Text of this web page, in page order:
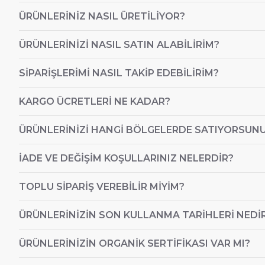
ÜRÜNLERINIZ NASIL ÜRETILIYOR?
ÜRÜNLERINIZI NASIL SATIN ALABILIRIM?
SIPARIŞLERIMI NASIL TAKIP EDEBILIRIM?
KARGO ÜCRETLERI NE KADAR?
ÜRÜNLERINIZI HANGI BÖLGELERDE
İADE VE DEĞIŞIM KOŞULLARINIZ NELERDIR?
TOPLU SIPARIŞ VEREBILIR MIYIM?
ÜRÜNLERINIZIN SON KULLANMA TARIHLERI
ÜRÜNLERINIZIN ORGANIK SERTIFIKASI VAR MI?